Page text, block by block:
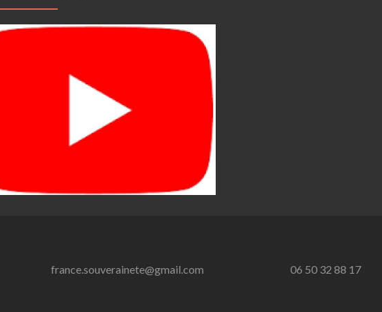
france.souverainete@gmail.com 06 50 32 88 17